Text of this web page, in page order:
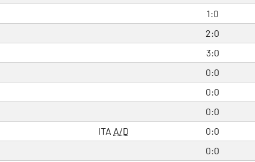
1:0
2:0
3:0
0:0
0:0
0:0
ITA A/D 0:0
0:0